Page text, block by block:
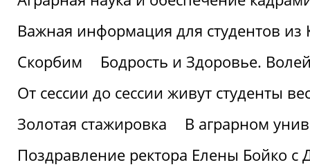
Важная информация для студентов из
Скорбим
Бодрость и Здоровье.
От сессии до сессии живут студенты
Золотая стажировка
В аграрном
Поздравление ректора Елены Бойко с